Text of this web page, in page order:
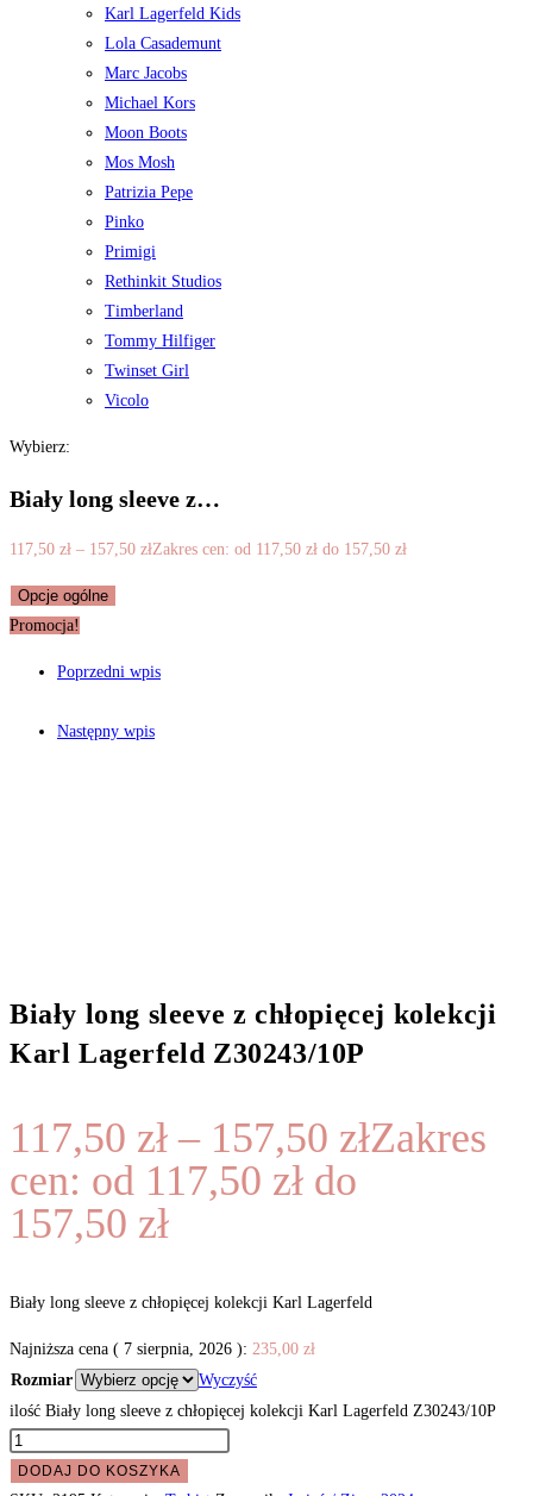
Karl Lagerfeld Kids
Lola Casademunt
Marc Jacobs
Michael Kors
Moon Boots
Mos Mosh
Patrizia Pepe
Pinko
Primigi
Rethinkit Studios
Timberland
Tommy Hilfiger
Twinset Girl
Vicolo
Wybierz:
Biały long sleeve z…
117,50 zł – 157,50 złZakres cen: od 117,50 zł do 157,50 zł
Opcje ogólne
Promocja!
Poprzedni wpis
Następny wpis
Biały long sleeve z chłopięcej kolekcji
Karl Lagerfeld Z30243/10P
117,50 zł – 157,50 złZakres
cen: od 117,50 zł do
157,50 zł
Biały long sleeve z chłopięcej kolekcji Karl Lagerfeld
Najniższa cena ( 7 sierpnia, 2026 ): 235,00 zł
Rozmiar
Wyczyść
ilość Biały long sleeve z chłopięcej kolekcji Karl Lagerfeld Z30243/10P
DODAJ DO KOSZYKA